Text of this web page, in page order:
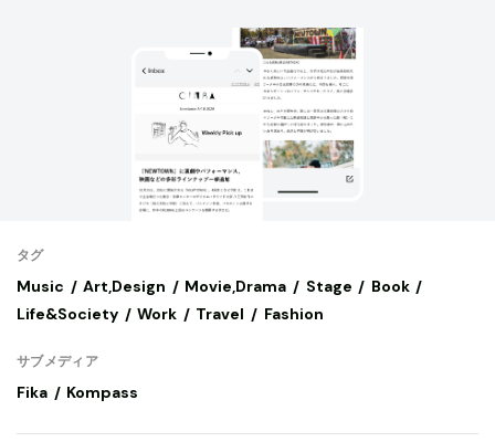
タグ
Music Art,Design Movie,Drama Stage
Book
Life&Society
Work Travel Fashion
サブメディア
Fika Kompass